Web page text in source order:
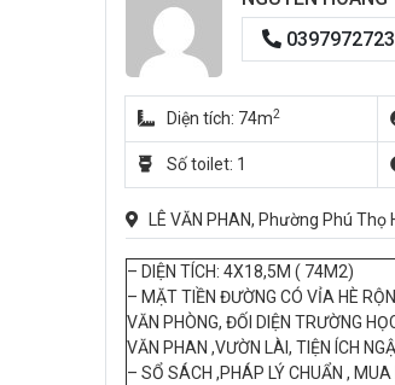
0397972723
Diện tích: 74m2
Số toilet: 1
LÊ VĂN PHAN, Phường Phú
– DIỆN TÍCH: 4X18,5M ( 74M2)
– MẶT TIỀN ĐƯỜNG CÓ VỈA HÈ
VĂN PHÒNG, ĐỐI DIỆN TRƯỜNG
VĂN PHAN ,VƯỜN LÀI, TIỆN ÍCH
– SỔ SÁCH ,PHÁP LÝ CHUẨN , MUA